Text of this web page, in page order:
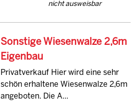
nicht ausweisbar
Sonstige Wiesenwalze 2,6m
Eigenbau
Privatverkauf Hier wird eine sehr
schön erhaltene Wiesenwalze 2,6m
angeboten. Die A...